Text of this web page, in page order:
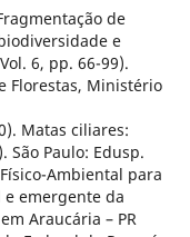
de
e
6, pp. 66-99).
Florestas, Ministério
Matas ciliares:
São Paulo: Edusp.
Ambiental para
emergente da
Araucária – PR